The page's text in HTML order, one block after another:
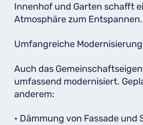
Innenhof und Garten schafft
Atmosphäre zum Entspannen.
Umfangreiche
Auch das
umfassend modernisiert.
anderem:
• Dämmung von Fassade und